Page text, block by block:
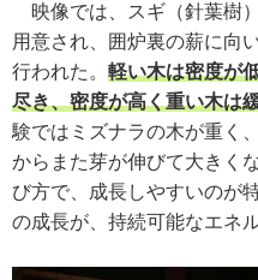
映像では、スギ（針葉樹
用意され、囲炉裏の薪に向
行われた。 軽い木は密度が
尽き、密度が高く重い木は
験ではミズナラの木が重く
からまた芽が伸びて大きく
び方で、成長しやすいのが
の成長が、持続可能なエネ